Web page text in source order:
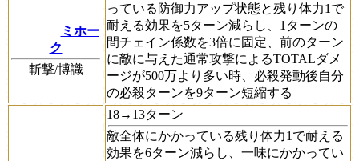
ミホー
ク
斬撃/博識
っている防御力アップ状態と残り体力1で
耐える効果を5ターン減らし、1ターンの
間チェイン係数を3倍に固定、前のターン
に敵に与えた通常攻撃によるTOTALダメ
ージが500万より多い時、必殺発動後自分
の必殺ターンを9ターン短縮する
18→13ターン
敵全体にかかっている残り体力1で耐える
効果を6ターン減らし、一味にかかってい